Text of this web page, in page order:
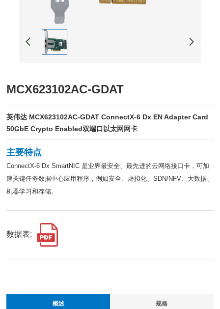
MCX623102AC-GDAT
英伟达 MCX623102AC-GDAT ConnectX-6 Dx EN Adapter Card
50GbE Crypto Enabled双端口以太网网卡
主要特点
ConnectX-6 Dx SmartNIC 是业界最安全、最先进的云网络接口卡，可加
速关键任务数据中心应用程序，例如安全、虚拟化、SDN/NFV、大数据、
机器学习和存储。
数据表:
概述 规格